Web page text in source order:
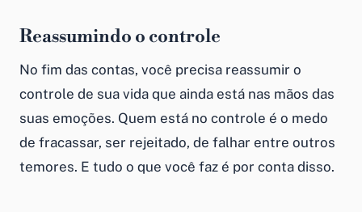
Reassumindo o controle
No fim das contas, você precisa reassumir o
controle de sua vida que ainda está nas mãos das
suas emoções. Quem está no controle é o medo
de fracassar, ser rejeitado, de falhar entre outros
temores. E tudo o que você faz é por conta disso.